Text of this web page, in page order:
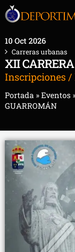
10 Oct 2026
Carreras urbanas
XII
Inscripciones /
Portada »Eventos
GUARROMÁN